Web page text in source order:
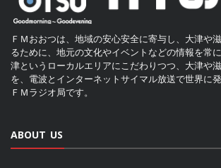
ＦＭおおつは、地域の安心安全に寄与し、大津や
るために、地元の文化やイベントなどの情報を常
津というローカルエリアにこだわりつつ、大津や
を、電波とインターネットサイマル放送で世界に
ＦＭラジオ局です。
ABOUT US